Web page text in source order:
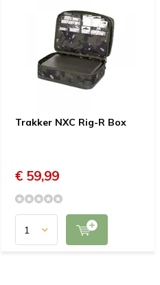
Trakker NXC Rig-R Box
€ 59,99